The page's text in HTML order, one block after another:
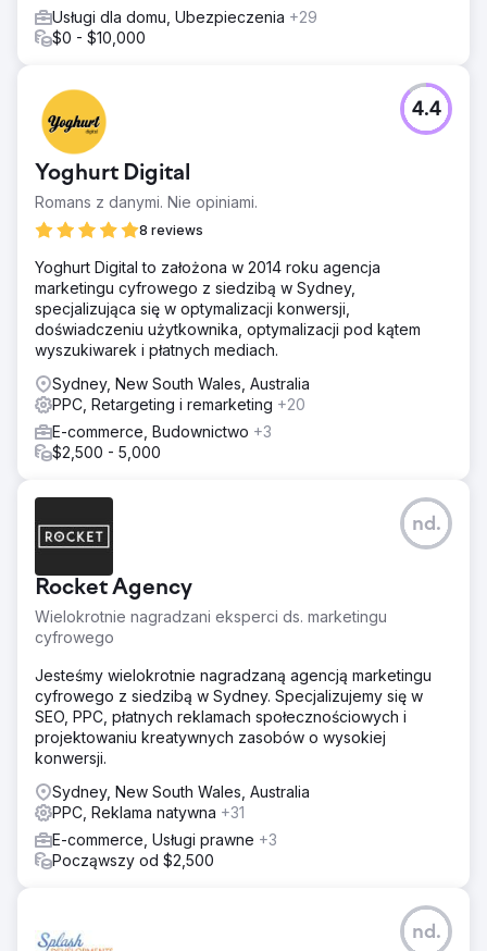
Usługi dla domu, Ubezpieczenia +29
$0 - $10,000
Yoghurt Digital
Romans z danymi. Nie opiniami.
8 reviews
4.4
Yoghurt Digital to założona w 2014 roku agencja
marketingu cyfrowego z siedzibą w Sydney,
specjalizująca się w optymalizacji konwersji,
doświadczeniu użytkownika, optymalizacji pod kątem
wyszukiwarek i płatnych mediach.
Sydney, New South Wales, Australia
PPC, Retargeting i remarketing +20
E-commerce, Budownictwo +3
$2,500 - 5,000
Rocket Agency
Wielokrotnie nagradzani eksperci ds. marketingu
cyfrowego
nd.
Jesteśmy wielokrotnie nagradzaną agencją marketingu
cyfrowego z siedzibą w Sydney. Specjalizujemy się w
SEO, PPC, płatnych reklamach społecznościowych i
projektowaniu kreatywnych zasobów o wysokiej
konwersji.
Sydney, New South Wales, Australia
PPC, Reklama natywna +31
E-commerce, Usługi prawne +3
Począwszy od $2,500
nd.